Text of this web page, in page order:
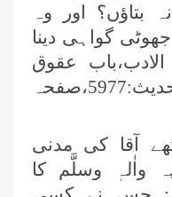
بتاؤں؟ اور وہ
گواہی دینا
عقوق
الوالدین من الکبائر، الحدیث:5977،صفحہ
آقا کی مدنی
واٰلہٖ وسلَّم کا